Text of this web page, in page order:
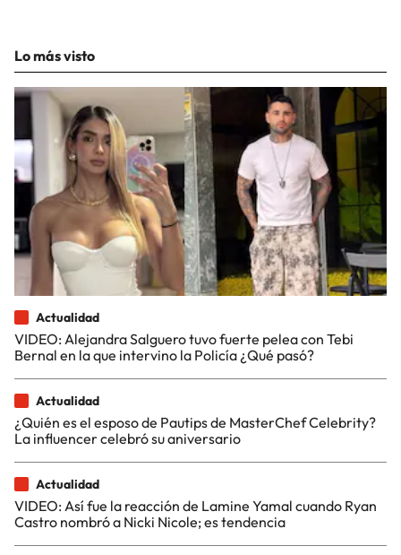
Lo más visto
Actualidad
VIDEO: Alejandra Salguero tuvo fuerte pelea con Tebi
Bernal en la que intervino la Policía ¿Qué pasó?
Actualidad
¿Quién es el esposo de Pautips de MasterChef Celebrity?
La influencer celebró su aniversario
Actualidad
VIDEO: Así fue la reacción de Lamine Yamal cuando Ryan
Castro nombró a Nicki Nicole; es tendencia